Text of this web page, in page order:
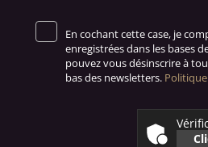
En cochant cette case, je
enregistrées dans les bases
pouvez vous désinscrire à
bas des newsletters.